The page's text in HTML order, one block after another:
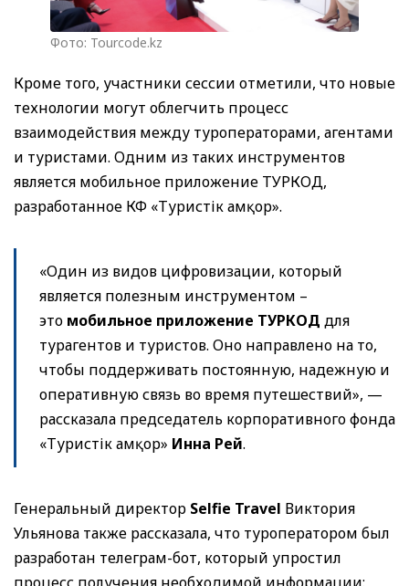
Фото: Tourcode.kz
Кроме того, участники сессии отметили, что новые
технологии могут облегчить процесс
взаимодействия между туроператорами, агентами
и туристами. Одним из таких инструментов
является мобильное приложение ТУРКОД,
разработанное КФ «Туристік Қамқор».
«Один из видов цифровизации, который
является полезным инструментом –
это мобильное приложение ТУРКОД для
турагентов и туристов. Оно направлено на то,
чтобы поддерживать постоянную, надежную и
оперативную связь во время путешествий», —
рассказала председатель корпоративного фонда
«Туристік Қамқор» Инна Рей.
Генеральный директор Selfie Travel Виктория
Ульянова также рассказала, что туроператором был
разработан телеграм-бот, который упростил